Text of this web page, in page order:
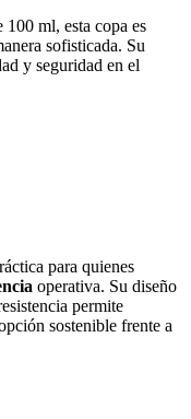
100 ml, esta copa es
sofisticada. Su
y seguridad en el
para quienes
operativa. Su diseño
permite
sostenible frente a